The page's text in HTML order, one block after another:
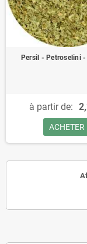
Persil - Petroselini -
à partir de:
ACHETER